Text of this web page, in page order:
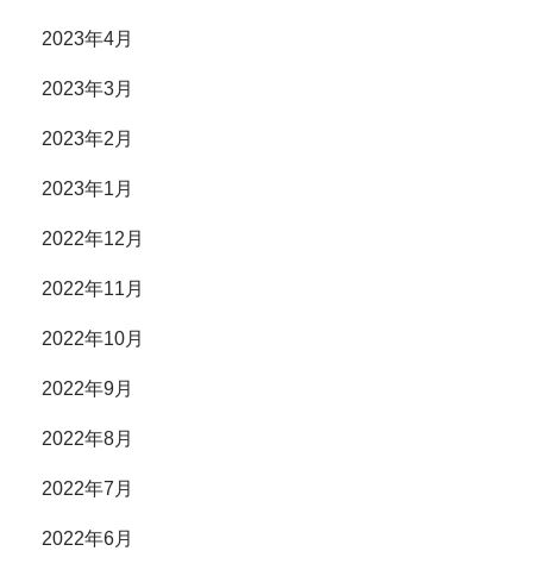
2023年4月
2023年3月
2023年2月
2023年1月
2022年12月
2022年11月
2022年10月
2022年9月
2022年8月
2022年7月
2022年6月